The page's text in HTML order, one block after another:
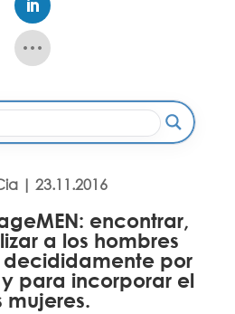
| 23.11.2016
encontrar,
a los hombres
por
para incorporar el
mujeres.